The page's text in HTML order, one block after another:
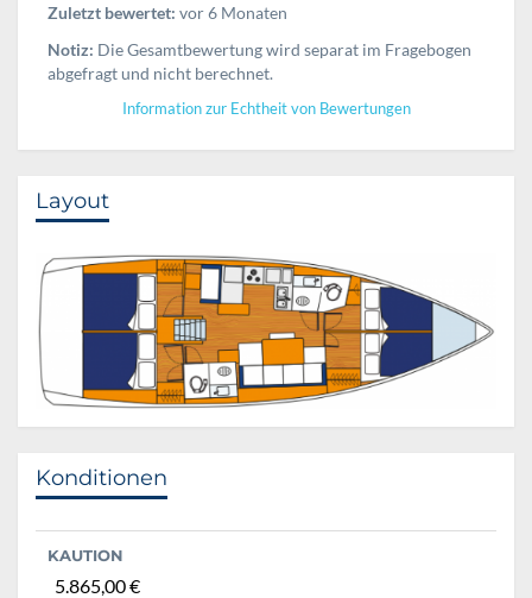
Zuletzt bewertet: vor 6 Monaten
Notiz: Die Gesamtbewertung wird separat im Fragebogen
abgefragt und nicht berechnet.
Information zur Echtheit von Bewertungen
Layout
Konditionen
KAUTION
5.865,00 €